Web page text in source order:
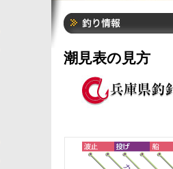
潮見表の見方